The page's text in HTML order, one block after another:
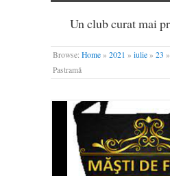
Un club curat mai
Browse: Home » 2021 » iulie » 23 »
Pastramă